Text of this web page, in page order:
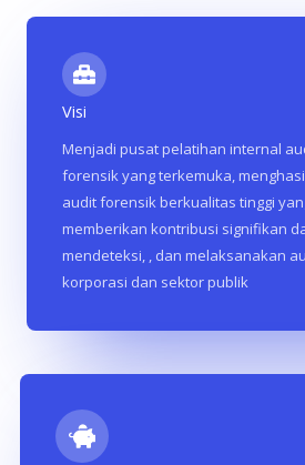
Visi
Menjadi pusat pelatihan internal
forensik yang terkemuka,
audit forensik berkualitas tinggi
memberikan kontribusi signifikan
mendeteksi, , dan melaksanakan
korporasi dan sektor publik